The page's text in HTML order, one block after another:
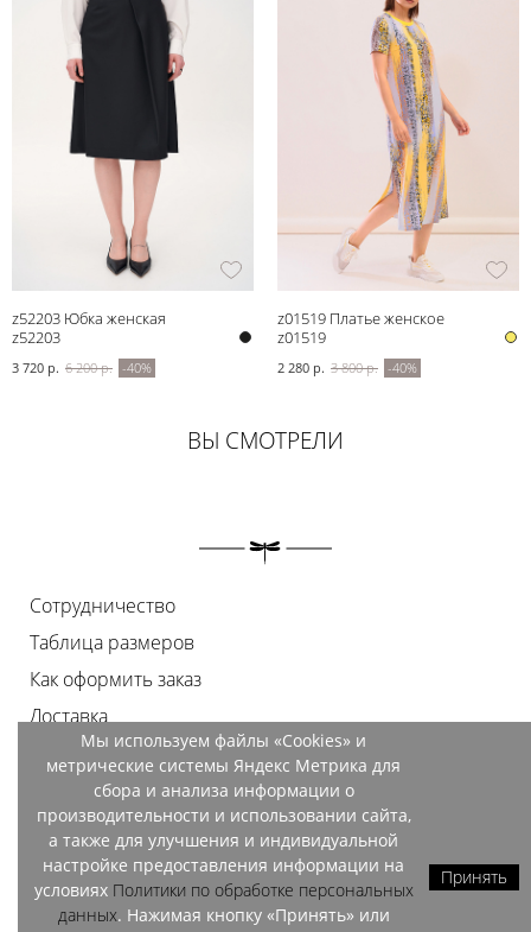
z52203 Юбка женская
z52203
3 720 р. 6 200 р. -40%
z01519 Платье женское
z01519
2 280 р. 3 800 р. -40%
ВЫ СМОТРЕЛИ
Сотрудничество
Таблица размеров
Как оформить заказ
Доставка
Оплата
Возврат
Документы
Контакты
Магазины
Мы используем файлы «Cookies» и
метрические системы Яндекс Метрика для
сбора и анализа информации о
производительности и использовании сайта,
а также для улучшения и индивидуальной
настройке предоставления информации на
условиях Политики по обработке персональных
данных. Нажимая кнопку «Принять» или
Принять